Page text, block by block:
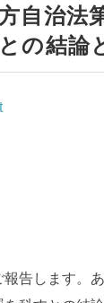
自治法
の結論
告します。